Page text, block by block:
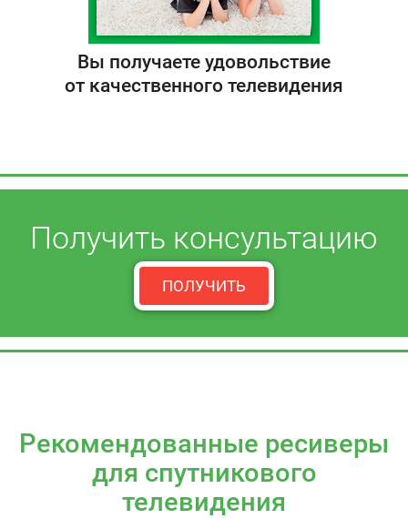
Вы получаете удовольствие
от качественного телевидения
Получить консультацию
ПОЛУЧИТЬ
Рекомендованные ресиверы
для спутникового
телевидения